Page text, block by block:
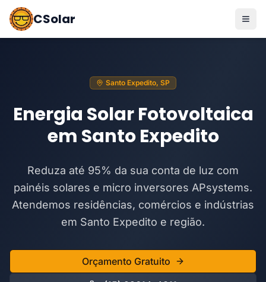
CSolar
Santo Expedito, SP
Energia Solar Fotovoltaica
em Santo Expedito
Reduza até 95% da sua conta de luz com
painéis solares e micro inversores APsystems.
Atendemos residências, comércios e indústrias
em Santo Expedito e região.
Orçamento Gratuito